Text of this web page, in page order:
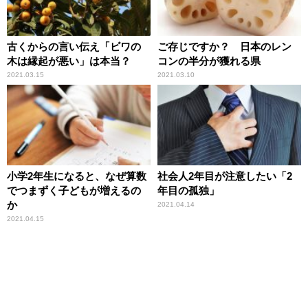
古くからの言い伝え「ビワの
木は縁起が悪い」は本当？
2021.03.15
ご存じですか？ 日本のレン
コンの半分が獲れる県
2021.03.10
小学2年生になると、なぜ算数
でつまずく子どもが増えるの
か
2021.04.15
社会人2年目が注意したい「2
年目の孤独」
2021.04.14